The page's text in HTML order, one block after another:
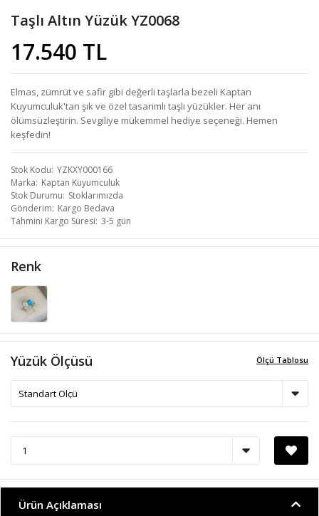
Taşlı Altın Yüzük YZ0068
17.540 TL
Elmas, zümrüt ve safir gibi değerli taşlarla bezeli Kaptan
Kuyumculuk'tan şık ve özel tasarımlı taşlı yüzükler. Her anı
ölümsüzleştirin. Sevgiliye mükemmel hediye seçeneği. Hemen
keşfedin!
Stok Kodu YZKXY000166
Marka Kaptan Kuyumculuk
Stok Durumu Stoklarımızda
Gönderim Kargo Bedava
Tahmini Kargo Süresi 3-5 gün
Renk
Ölçü Tablosu
Yüzük Ölçüsü
Ürün Açıklaması